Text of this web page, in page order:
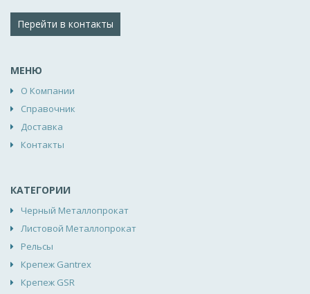
Перейти в контакты
МЕНЮ
О Компании
Справочник
Доставка
Контакты
КАТЕГОРИИ
Черный Металлопрокат
Листовой Металлопрокат
Рельсы
Крепеж Gantrex
Крепеж GSR